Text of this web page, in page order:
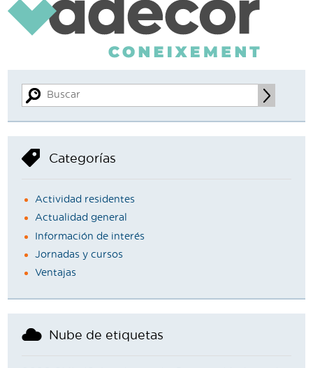
Categorías
Actividad residentes
Actualidad general
Información de interés
Jornadas y cursos
Ventajas
Nube de etiquetas